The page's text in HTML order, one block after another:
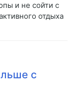
и не сойти с
отдыха
с